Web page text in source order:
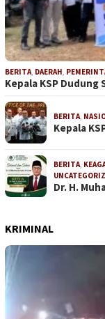
BERITA, DAERAH,
Kepala KSP
BERITA,
Kepala
BERITA,
Dr. H.
KRIMINAL